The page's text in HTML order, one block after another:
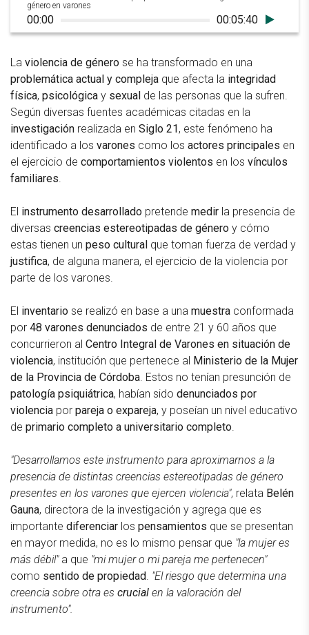
género en varones
00:00 00:05:40
La violencia de género se ha transformado en una
problemática actual y compleja que afecta la integridad
física, psicológica y sexual de las personas que la sufren.
Según diversas fuentes académicas citadas en la
investigación realizada en Siglo 21, este fenómeno ha
identificado a los varones como los actores principales en
el ejercicio de comportamientos violentos en los vínculos
familiares.
El instrumento desarrollado pretende medir la presencia de
diversas creencias estereotipadas de género y cómo
estas tienen un peso cultural que toman fuerza de verdad y
justifica, de alguna manera, el ejercicio de la violencia por
parte de los varones.
El inventario se realizó en base a una muestra conformada
por 48 varones denunciados de entre 21 y 60 años que
concurrieron al Centro Integral de Varones en situación de
violencia, institución que pertenece al Ministerio de la Mujer
de la Provincia de Córdoba. Estos no tenían presunción de
patología psiquiátrica, habían sido denunciados por
violencia por pareja o expareja, y poseían un nivel educativo
de primario completo a universitario completo.
"Desarrollamos este instrumento para aproximarnos a la
presencia de distintas creencias estereotipadas de género
presentes en los varones que ejercen violencia", relata Belén
Gauna, directora de la investigación y agrega que es
importante diferenciar los pensamientos que se presentan
en mayor medida, no es lo mismo pensar que "la mujer es
más débil"a que "mi mujer o mi pareja me pertenecen"
como sentido de propiedad. "El riesgo que determina una
creencia sobre otra es crucial en la valoración del
instrumento".